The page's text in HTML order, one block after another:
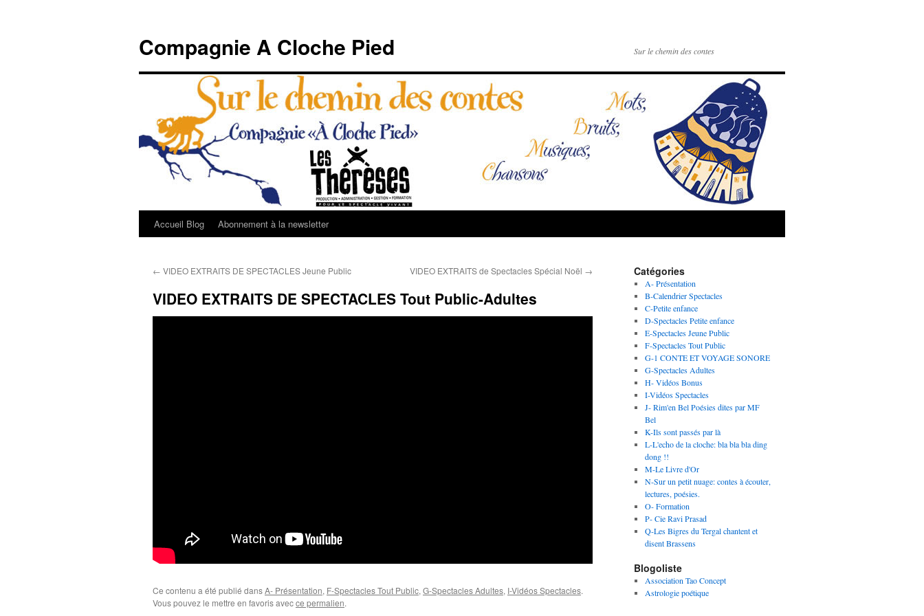
Compagnie A Cloche Pied Sur le chemin des contes
Aller
contenu
Accueil Blog Abonnement à la newsletter
← VIDEO EXTRAITS DE SPECTACLES Jeune Public VIDEO EXTRAITS de Spectacles Spécial Noël →
VIDEO EXTRAITS DE SPECTACLES Tout Public-Adultes
Ce contenu a été publié dansA- Présentation, F-Spectacles Tout Public, G-Spectacles Adultes, I-Vidéos Spectacles.
Vous pouvez le mettre en favoris avecce permalien.
Catégories
A- Présentation
B-Calendrier Spectacles
C-Petite enfance
D-Spectacles Petite enfance
E-Spectacles Jeune Public
F-Spectacles Tout Public
G-1 CONTE ET VOYAGE SONORE
G-Spectacles Adultes
H- Vidéos Bonus
I-Vidéos Spectacles
J- Rim'en Bel Poésies dites par MF
Bel
K-Ils sont passés par là
L-L'echo de la cloche: bla bla bla ding
dong !!
M-Le Livre d'Or
N-Sur un petit nuage: contes à écouter,
lectures, poésies.
O- Formation
P- Cie Ravi Prasad
Q-Les Bigres du Tergal chantent et
disent Brassens
Blogoliste
Association Tao Concept
Astrologie poétique